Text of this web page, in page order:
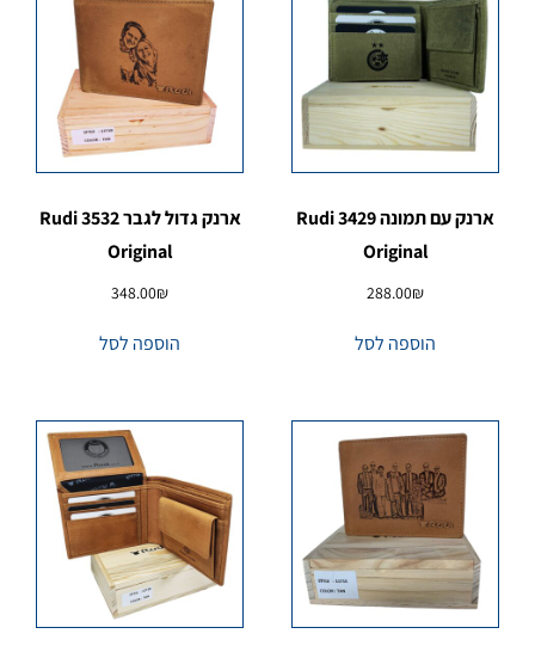
ארנק עם תמונה 3429 Rudi
Original
288.00₪
הוספה לסל
ארנק גדול לגבר 3532 Rudi
Original
348.00₪
הוספה לסל